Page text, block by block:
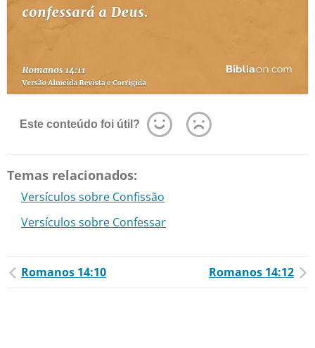
Este conteúdo foi útil?
Temas relacionados:
Versículos sobre Confissão
Versículos sobre Confessar
Romanos 14:10 Romanos 14:12